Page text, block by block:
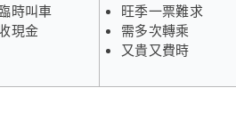
時叫車
現金
旺季一票難求
需多次轉乘
又貴又費時